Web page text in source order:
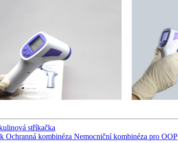
stříkačka
kombinéza Nemocniční kombinéza pro OOP